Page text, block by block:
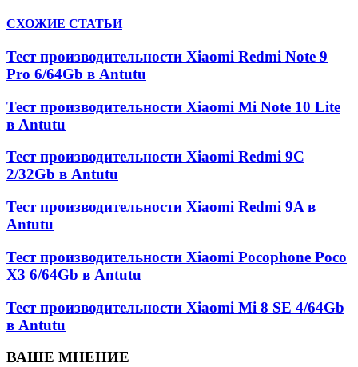
СХОЖИЕ СТАТЬИ
Тест производительности Xiaomi Redmi Note 9
Pro 6/64Gb в Antutu
Тест производительности Xiaomi Mi Note 10 Lite
в Antutu
Тест производительности Xiaomi Redmi 9C
2/32Gb в Antutu
Тест производительности Xiaomi Redmi 9A в
Antutu
Тест производительности Xiaomi Pocophone Poco
X3 6/64Gb в Antutu
Тест производительности Xiaomi Mi 8 SE 4/64Gb
в Antutu
ВАШЕ МНЕНИЕ